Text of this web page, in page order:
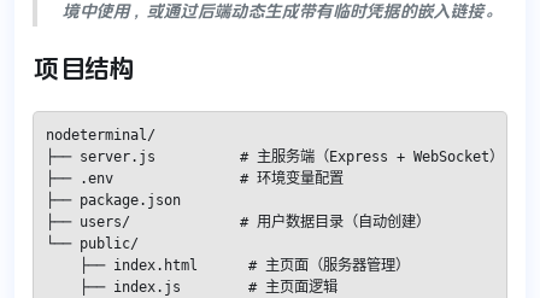
境中使用，或通过后端动态生成带有临时凭据的嵌入链接。
项目结构
nodeterminal/
├── server.js          # 主服务端（Express + WebSocket）
├── .env               # 环境变量配置
├── package.json
├── users/             # 用户数据目录（自动创建）
└── public/
    ├── index.html      # 主页面（服务器管理）
    ├── index.js        # 主页面逻辑